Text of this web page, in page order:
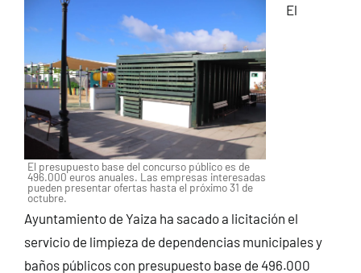
El presupuesto base del concurso público es de
496.000 euros anuales. Las empresas interesadas
pueden presentar ofertas hasta el próximo 31 de
octubre.
El
Ayuntamiento de Yaiza ha sacado a licitación el
servicio de limpieza de dependencias municipales y
baños públicos con presupuesto base de 496.000